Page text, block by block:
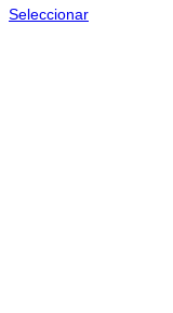
Seleccionar